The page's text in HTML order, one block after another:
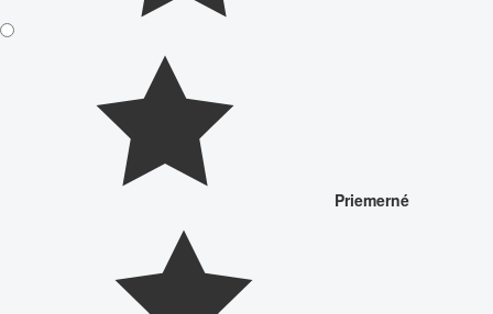
Priemerné